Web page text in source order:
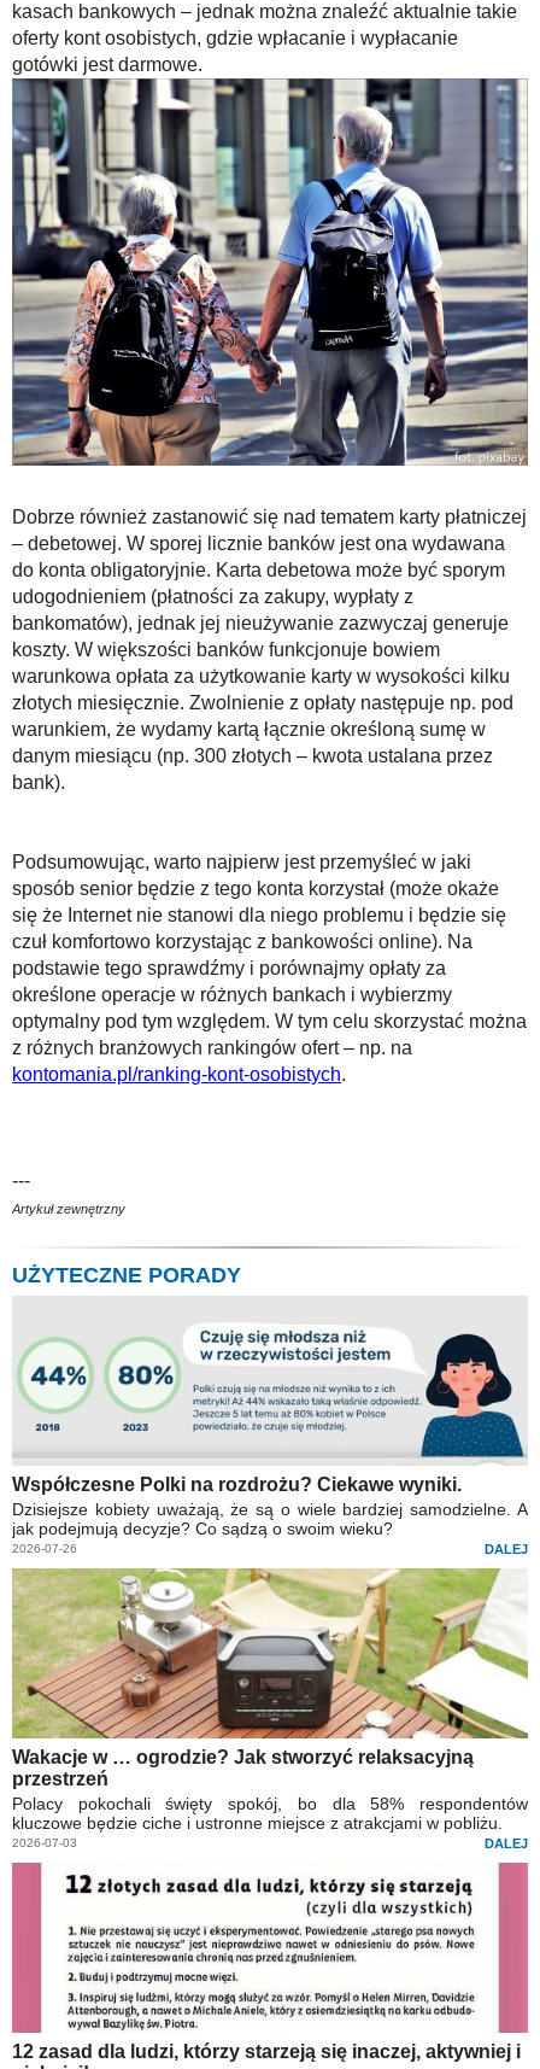
kasach bankowych – jednak można znaleźć aktualnie takie
oferty kont osobistych, gdzie wpłacanie i wypłacanie
gotówki jest darmowe.
Dobrze również zastanowić się nad tematem karty płatniczej
– debetowej. W sporej licznie banków jest ona wydawana
do konta obligatoryjnie. Karta debetowa może być sporym
udogodnieniem (płatności za zakupy, wypłaty z
bankomatów), jednak jej nieużywanie zazwyczaj generuje
koszty. W większości banków funkcjonuje bowiem
warunkowa opłata za użytkowanie karty w wysokości kilku
złotych miesięcznie. Zwolnienie z opłaty następuje np. pod
warunkiem, że wydamy kartą łącznie określoną sumę w
danym miesiącu (np. 300 złotych – kwota ustalana przez
bank).
Podsumowując, warto najpierw jest przemyśleć w jaki
sposób senior będzie z tego konta korzystał (może okaże
się że Internet nie stanowi dla niego problemu i będzie się
czuł komfortowo korzystając z bankowości online). Na
podstawie tego sprawdźmy i porównajmy opłaty za
określone operacje w różnych bankach i wybierzmy
optymalny pod tym względem. W tym celu skorzystać można
z różnych branżowych rankingów ofert – np. na
kontomania.pl/ranking-kont-osobistych.
---
Artykuł zewnętrzny
UŻYTECZNE PORADY
Współczesne Polki na rozdrożu? Ciekawe wyniki.
Dzisiejsze kobiety uważają, że są o wiele bardziej samodzielne. A
jak podejmują decyzje? Co sądzą o swoim wieku?
2026-07-26 DALEJ
Wakacje w … ogrodzie? Jak stworzyć relaksacyjną
przestrzeń
Polacy pokochali święty spokój, bo dla 58% respondentów
kluczowe będzie ciche i ustronne miejsce z atrakcjami w pobliżu.
2026-07-03 DALEJ
12 zasad dla ludzi, którzy starzeją się inaczej, aktywniej i